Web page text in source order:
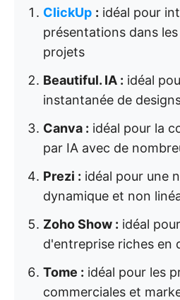
ClickUp : idéal pour
présentations dans
projets
Beautiful. IA : idéal
instantanée de
Canva : idéal pour la
par IA avec de
Prezi : idéal pour une
dynamique et non
Zoho Show : idéal
d'entreprise riches en
Tome : idéal pour les
commerciales et